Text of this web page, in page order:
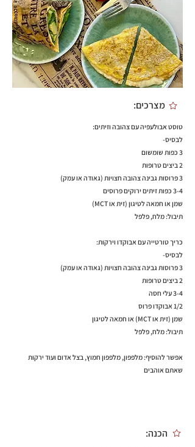
מצרכים:
טוסט אבולעפיה עם צהובה וזיתים:
לבסיס-
3 כפות שומשום
2 ביצים טרופות
3 פרוסות גבינה צהובה חצויות (גאודה או עמק)
3-4 כפות זיתים ירוקים פרוסים
שמן או חמאה לטיגון (זית או MCT)
תיבול: מלח, פלפל
כריך טורטייה עם אבוקדו וירקות:
לבסיס-
3 פרוסות גבינה צהובה חצויות (גאודה או עמק)
2 ביצים טרופות
3-4 עלי חסה
1/2 אבוקדו פרוס
שמן (זית או MCT) או חמאה לטיגון
תיבול: מלח, פלפל
אפשר להוסיף: מלפפון, מלפפון חמוץ, בצל אדום ועוד ירקות
שאתם אוהבים
הכנה: